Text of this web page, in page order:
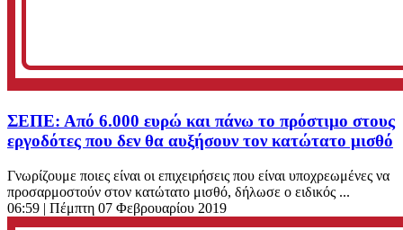
ΣΕΠΕ: Από 6.000 ευρώ και πάνω το πρόστιμο στους
εργοδότες που δεν θα αυξήσουν τον κατώτατο μισθό
Γνωρίζουμε ποιες είναι οι επιχειρήσεις που είναι υποχρεωμένες να
προσαρμοστούν στον κατώτατο μισθό, δήλωσε ο ειδικός ...
06:59 | Πέμπτη 07 Φεβρουαρίου 2019